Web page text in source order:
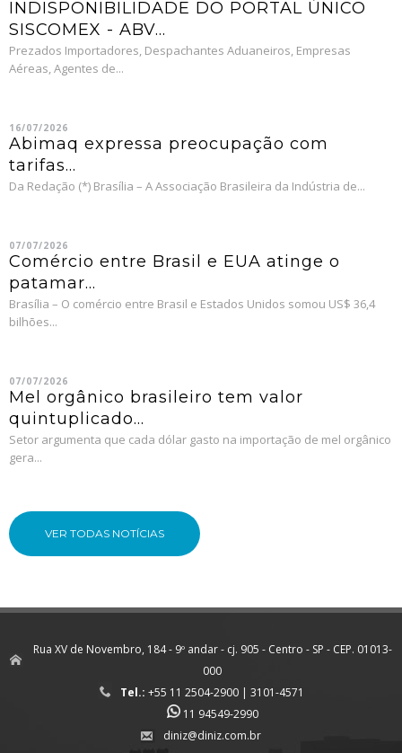
INDISPONIBILIDADE DO PORTAL ÚNICO
SISCOMEX - ABV...
Prezados Importadores, Despachantes Aduaneiros, Empresas
Aéreas, Agentes de...
16/07/2026
Abimaq expressa preocupação com
tarifas...
Da Redação (*) Brasília – A Associação Brasileira da Indústria de...
07/07/2026
Comércio entre Brasil e EUA atinge o
patamar...
Brasília – O comércio entre Brasil e Estados Unidos somou US$ 36,4
bilhões...
07/07/2026
Mel orgânico brasileiro tem valor
quintuplicado...
Setor argumenta que cada dólar gasto na importação de mel orgânico
gera...
VER TODAS NOTÍCIAS
Rua XV de Novembro, 184 - 9º andar - cj. 905 - Centro - SP - CEP. 01013-
000
Tel.: +55 11 2504-2900 | 3101-4571
11 94549-2990
diniz@diniz.com.br